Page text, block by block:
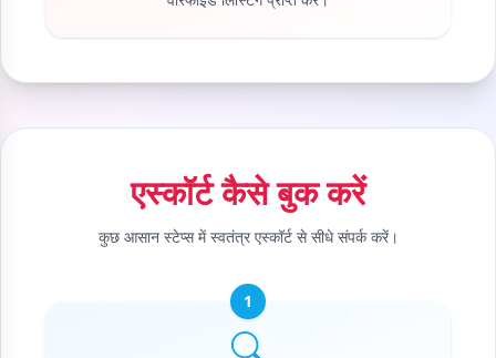
एस्कॉर्ट कैसे बुक करें
कुछ आसान स्टेप्स में स्वतंत्र एस्कॉर्ट से सीधे संपर्क करें।
1